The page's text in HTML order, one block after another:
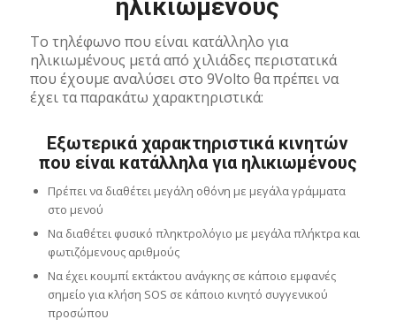
ηλικιωμένους
Το τηλέφωνο που είναι κατάλληλο για
ηλικιωμένους μετά από χιλιάδες περιστατικά
που έχουμε αναλύσει στο 9Volto θα πρέπει να
έχει τα παρακάτω χαρακτηριστικά:
Εξωτερικά χαρακτηριστικά κινητών
που είναι κατάλληλα για ηλικιωμένους
Πρέπει να διαθέτει μεγάλη οθόνη με μεγάλα γράμματα
στο μενού
Να διαθέτει φυσικό πληκτρολόγιο με μεγάλα πλήκτρα και
φωτιζόμενους αριθμούς
Να έχει κουμπί εκτάκτου ανάγκης σε κάποιο εμφανές
σημείο για κλήση SOS σε κάποιο κινητό συγγενικού
προσώπου